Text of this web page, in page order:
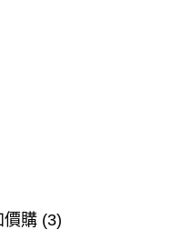
價購 (3)